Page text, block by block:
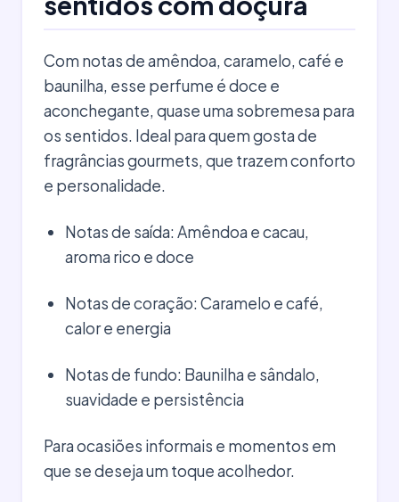
Com notas de amêndoa, caramelo, café e
baunilha, esse perfume é doce e
aconchegante, quase uma sobremesa para
os sentidos. Ideal para quem gosta de
fragrâncias gourmets, que trazem conforto
e personalidade.
Notas de saída: Amêndoa e cacau,
aroma rico e doce
Notas de coração: Caramelo e café,
calor e energia
Notas de fundo: Baunilha e sândalo,
suavidade e persistência
Para ocasiões informais e momentos em
que se deseja um toque acolhedor.